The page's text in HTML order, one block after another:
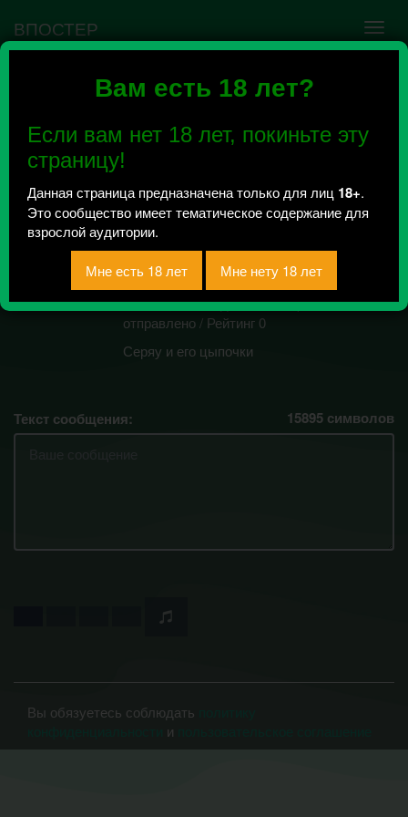
Вам есть 18 лет?
Если вам нет 18 лет, покиньте эту
страницу!
Данная страница предназначена только для лиц 18+.
Это сообщество имеет тематическое содержание для
взрослой аудитории.
ВПОСТЕР
Ошибка VK API #5
сообщества нужно авторизоваться на сервисе
повторно.
Материалы для
учебы 518 группа
edition
Всего 1, за сегодня 0 сообщений
отправлено / Рейтинг 0
Серяу и его цыпочки
Текст сообщения: 15895 символов
Вы обязуетесь соблюдать
и